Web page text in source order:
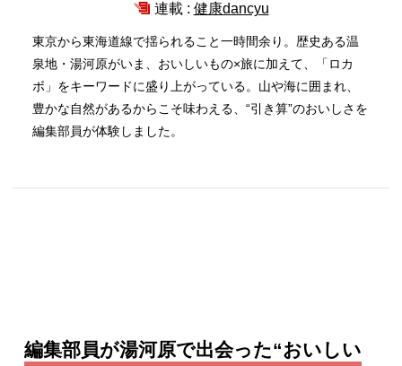
連載 : 健康dancyu
東京から東海道線で揺られること一時間余り。歴史ある温
泉地・湯河原がいま、おいしいもの×旅に加えて、「ロカ
ボ」をキーワードに盛り上がっている。山や海に囲まれ、
豊かな自然があるからこそ味わえる、“引き算”のおいしさを
編集部員が体験しました。
編集部員が湯河原で出会った“おいしい